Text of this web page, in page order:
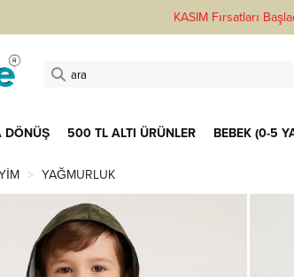
KASIM Fırsatları
DÖNÜŞ 500 TL ALTI ÜRÜNLER BEBEK (0-5
YAĞMURLUK